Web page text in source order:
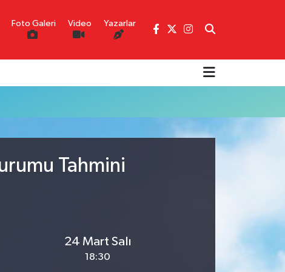
Foto Galeri Video Yazarlar
Tahmini
24 Mart Salı
18:30